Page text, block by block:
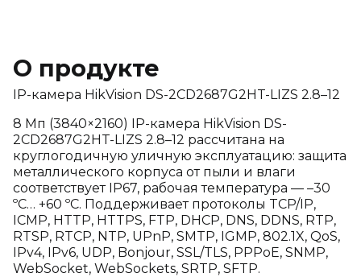
О продукте
IP-камера HikVision DS-2CD2687G2HT-LIZS 2.8–12
8 Мп (3840×2160) IP-камера HikVision DS-
2CD2687G2HT-LIZS 2.8–12 рассчитана на
круглогодичную уличную эксплуатацию: защита
металлического корпуса от пыли и влаги
соответствует IP67, рабочая температура — –30
ºC… +60 ºC. Поддерживает протоколы TCP/IP,
ICMP, HTTP, HTTPS, FTP, DHCP, DNS, DDNS, RTP,
RTSP, RTCP, NTP, UPnP, SMTP, IGMP, 802.1X, QoS,
IPv4, IPv6, UDP, Bonjour, SSL/TLS, PPPoE, SNMP,
WebSocket, WebSockets, SRTP, SFTP.